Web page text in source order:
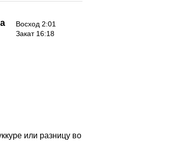
Восход 2:01
Закат 16:18
или разницу во